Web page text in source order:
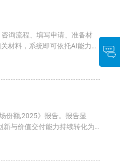
询流程、填写申请、准备材
材料，系统即可依托AI能力辅
份额,2025》报告。报告显
与价值交付能力持续转化为